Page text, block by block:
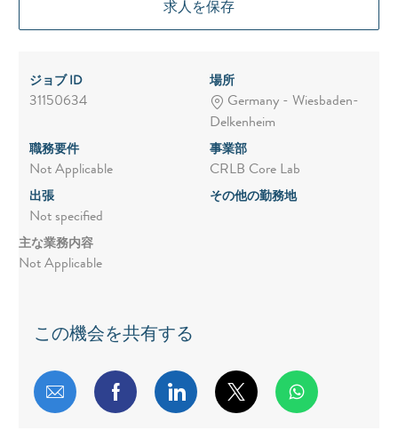
求人を保存
ジョブ ID
31150634
場所
Germany - Wiesbaden-
Delkenheim
職務要件
Not Applicable
事業部
CRLB Core Lab
出張
Not specified
その他の勤務地
主な業務内容
Not Applicable
この機会を共有する
メールで共有するFacebookで共有する
LinkedInで共有する
twitterで共有する